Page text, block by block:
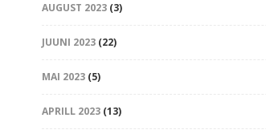
AUGUST 2023(3)
JUUNI 2023(22)
MAI 2023(5)
APRILL 2023(13)